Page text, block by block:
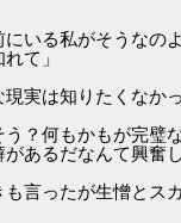
いる私がそうなの
て」
実は知りたくなか
？何もかもが完璧
あるだなんて興奮
も言ったが生憎とス